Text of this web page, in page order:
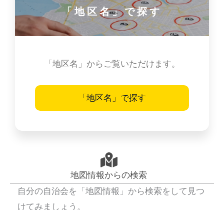
「地区名」で探す
「地区名」からご覧いただけます。
「地区名」で探す
地図情報からの検索
自分の自治会を「地図情報」から検索をして見つ
けてみましょう。